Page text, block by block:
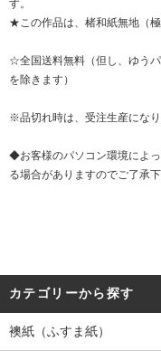
す。
★この作品は、楮和紙無地（
☆全国送料無料（但し、ゆう
を除きます）
※品切れ時は、受注生産にな
◆お客様のパソコン環境によ
る場合がありますのでご了承下
カテゴリーから探す
襖紙（ふすま紙）